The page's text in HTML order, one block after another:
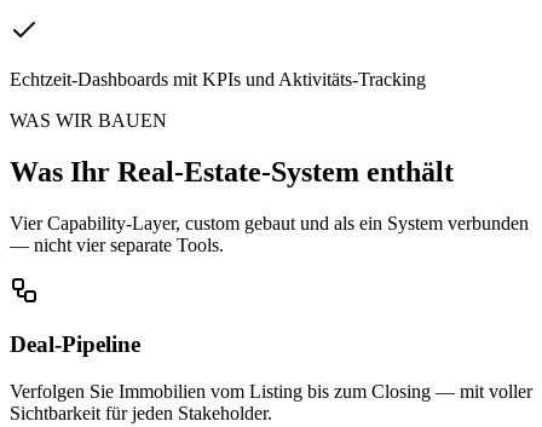
Echtzeit-Dashboards mit KPIs und Aktivitäts-Tracking
WAS WIR BAUEN
Was Ihr Real-Estate-System enthält
Vier Capability-Layer, custom gebaut und als ein System verbunden
— nicht vier separate Tools.
Deal-Pipeline
Verfolgen Sie Immobilien vom Listing bis zum Closing — mit voller
Sichtbarkeit für jeden Stakeholder.